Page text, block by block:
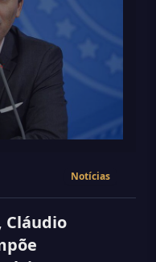
Notícias
Cláudio